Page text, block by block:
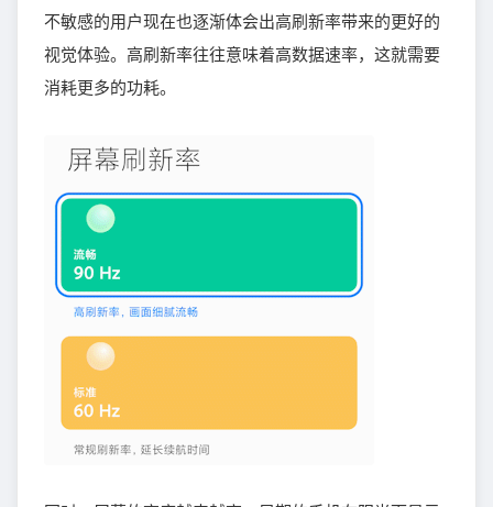
不敏感的用户现在也逐渐体会出高刷新率带来的更好的
视觉体验。高刷新率往往意味着高数据速率，这就需要
消耗更多的功耗。